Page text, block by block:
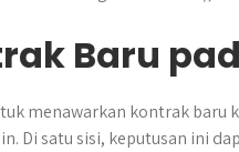
Baru
menawarkan kontrak baru
Di satu sisi, keputusan ini